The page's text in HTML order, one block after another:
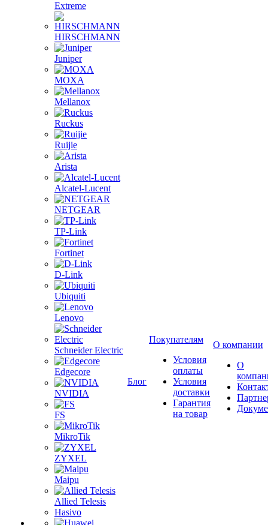
Extreme
HIRSCHMANN
Juniper
MOXA
Mellanox
Ruckus
Ruijie
Arista
Alcatel-Lucent
NETGEAR
TP-Link
Fortinet
D-Link
Ubiquiti
Lenovo
Schneider Electric
Edgecore
NVIDIA
FS
MikroTik
ZYXEL
Maipu
Allied Telesis
Hasivo
Блог
Покупателям
Условия
оплаты
Условия
доставки
Гарантия
на товар
О компании
О